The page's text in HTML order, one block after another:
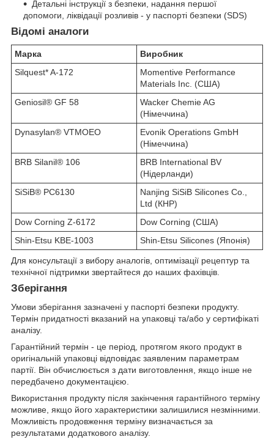
Детальні інструкції з безпеки, надання першої
допомоги, ліквідації розливів - у паспорті безпеки (SDS)
Відомі аналоги
Марка
Виробник
Silquest* A-172
Momentive Performance
Materials Inc. (США)
Geniosil® GF 58
Wacker Chemie AG
(Німеччина)
Dynasylan® VTMOEO
Evonik Operations GmbH
(Німеччина)
BRB Silanil® 106
BRB International BV
(Нідерланди)
SiSiB® PC6130
Nanjing SiSiB Silicones Co.,
Ltd (КНР)
Dow Corning Z-6172
Dow Corning (США)
Shin-Etsu KBE-1003
Shin-Etsu Silicones (Японія)
Для консультації з вибору аналогів, оптимізації рецептур та
технічної підтримки звертайтеся до наших фахівців.
Зберігання
Умови зберігання зазначені у паспорті безпеки продукту.
Термін придатності вказаний на упаковці та/або у сертифікаті
аналізу.
Гарантійний термін - це період, протягом якого продукт в
оригінальній упаковці відповідає заявленим параметрам
партії. Він обчислюється з дати виготовлення, якщо інше не
передбачено документацією.
Використання продукту після закінчення гарантійного терміну
можливе, якщо його характеристики залишилися незмінними.
Можливість продовження терміну визначається за
результатами додаткового аналізу.